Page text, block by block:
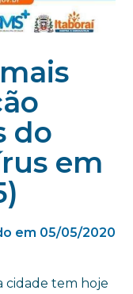
do
em
em 05/05/2020
cidade tem hoje